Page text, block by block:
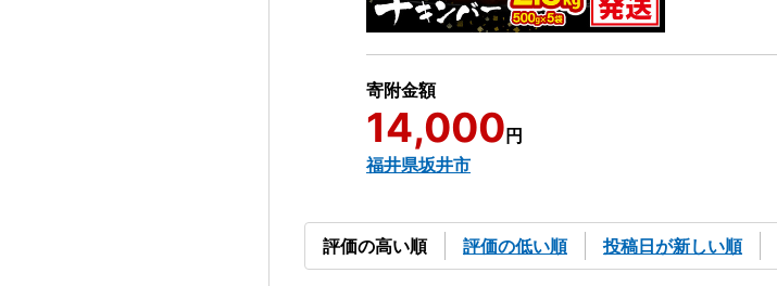
寄附金額
14,000 円
福井県坂井市
評価の高い順 評価の低い順 投稿日が新しい順